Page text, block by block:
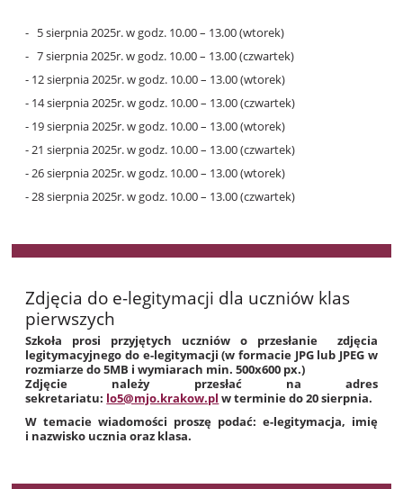
- 5 sierpnia 2025r. w godz. 10.00 – 13.00 (wtorek)
- 7 sierpnia 2025r. w godz. 10.00 – 13.00 (czwartek)
- 12 sierpnia 2025r. w godz. 10.00 – 13.00 (wtorek)
- 14 sierpnia 2025r. w godz. 10.00 – 13.00 (czwartek)
- 19 sierpnia 2025r. w godz. 10.00 – 13.00 (wtorek)
- 21 sierpnia 2025r. w godz. 10.00 – 13.00 (czwartek)
- 26 sierpnia 2025r. w godz. 10.00 – 13.00 (wtorek)
- 28 sierpnia 2025r. w godz. 10.00 – 13.00 (czwartek)
Zdjęcia do e-legitymacji dla uczniów klas
pierwszych
Szkoła prosi przyjętych uczniów o przesłanie zdjęcia
legitymacyjnego do e-legitymacji (w formacie JPG lub JPEG w
rozmiarze do 5MB i wymiarach min. 500x600 px.)
Zdjęcie należy przesłać na adres
sekretariatu: lo5@mjo.krakow.pl w terminie do 20 sierpnia.
W temacie wiadomości proszę podać: e-legitymacja, imię
i nazwisko ucznia oraz klasa.